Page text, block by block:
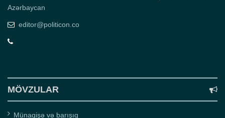
Azərbaycan
editor@politicon.co
MÖVZULAR
Münaqişə və barışıq